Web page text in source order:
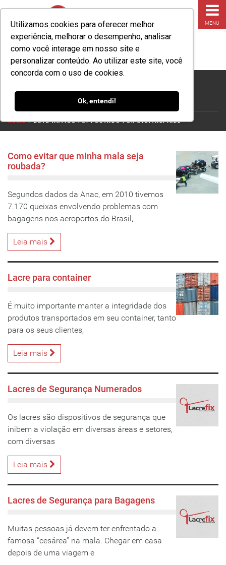
Utilizamos cookies para oferecer melhor
experiência, melhorar o desempenho, analisar
como você interage em nosso site e
personalizar conteúdo. Ao utilizar este site, você
concorda com o uso de cookies.
Ok, entendi!
MENU
mala seja roubada?
HOME»ESTE ARTIGO FOI POSTADO POR DIGITALPIXEL
Como evitar que minha mala seja
roubada?
Segundos dados da Anac, em 2010 tivemos
7.170 queixas envolvendo problemas com
bagagens nos aeroportos do Brasil,
Leia mais
Lacre para container
É muito importante manter a integridade dos
produtos transportados em seu container, tanto
para os seus clientes,
Leia mais
Lacres de Segurança Numerados
Os lacres são dispositivos de segurança que
inibem a violação em diversas áreas e setores,
com diversas
Leia mais
Lacres de Segurança para Bagagens
Muitas pessoas já devem ter enfrentado a
famosa “cesárea” na mala. Chegar em casa
depois de uma viagem e